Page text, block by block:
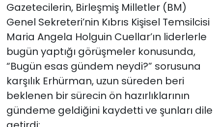
Gazetecilerin, Birleşmiş Milletler (BM)
Genel Sekreteri’nin Kıbrıs Kişisel Temsilcisi
Maria Angela Holguin Cuellar’ın liderlerle
bugün yaptığı görüşmeler konusunda,
“Bugün esas gündem neydi?” sorusuna
karşılık Erhürman, uzun süreden beri
beklenen bir sürecin ön hazırlıklarının
gündeme geldiğini kaydetti ve şunları dile